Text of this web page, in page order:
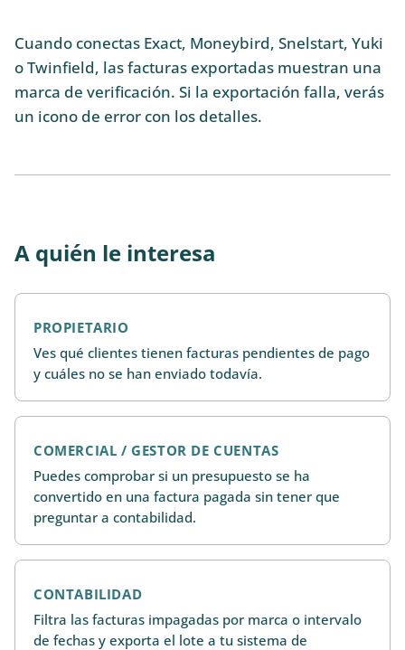
Cuando conectas Exact, Moneybird, Snelstart, Yuki
o Twinfield, las facturas exportadas muestran una
marca de verificación. Si la exportación falla, verás
un icono de error con los detalles.
A quién le interesa
PROPIETARIO
Ves qué clientes tienen facturas pendientes de pago
y cuáles no se han enviado todavía.
COMERCIAL / GESTOR DE CUENTAS
Puedes comprobar si un presupuesto se ha
convertido en una factura pagada sin tener que
preguntar a contabilidad.
CONTABILIDAD
Filtra las facturas impagadas por marca o intervalo
de fechas y exporta el lote a tu sistema de